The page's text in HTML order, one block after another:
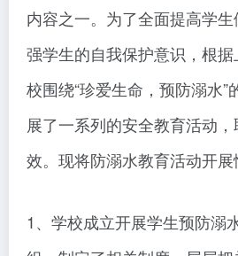
内容之一。为了全面提高学
强学生的自我保护意识，根
校围绕“珍爱生命，预防溺水”
展了一系列的安全教育活动
效。现将防溺水教育活动开展
1、学校成立开展学生预防溺